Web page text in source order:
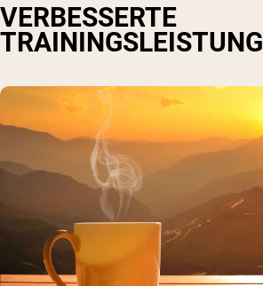
VERBESSERTE
TRAININGSLEISTUNG